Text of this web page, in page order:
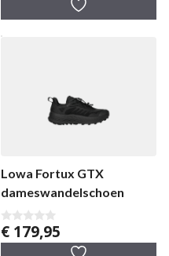
Lowa Fortux GTX
dameswandelschoen
0
v
€ 179,95